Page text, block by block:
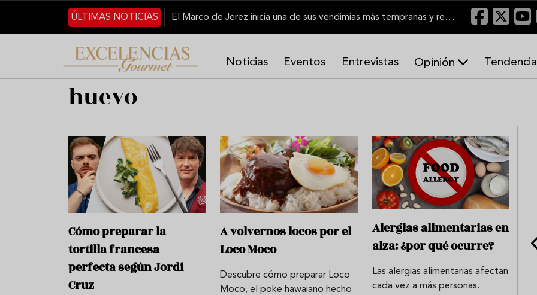
Pasar al contenido principal
ÚLTIMAS NOTICIAS
El Marco de Jerez inicia una de sus vendimias más tempranas y recupera producción
Noticias Eventos Entrevistas Opinión
n
í
a
s
huevo
Cómo preparar la
tortilla francesa
perfecta según Jordi
Cruz
A volvernos locos por el
Loco Moco
Descubre cómo preparar Loco
Moco, el poke hawaiano hecho
Alergias alimentarias en
alza: ¿por qué ocurre?
Las alergias alimentarias afectan
cada vez a más personas.